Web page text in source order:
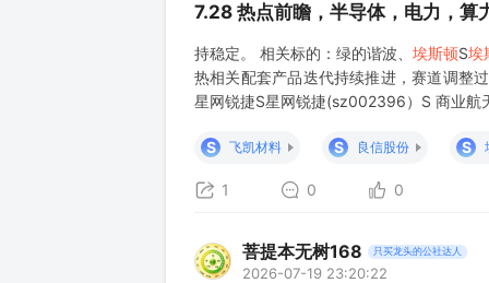
7.28 热点前瞻，半导体，电力，算
持稳定。 相关标的：绿的谐波、 埃斯顿S埃
热相关配套产品迭代持续推进，赛道调整
星网锐捷S星网锐捷(sz002396）S 商业航
S
飞凯材料 S 良信股份 S
1 0 0
菩提本无树168 只买龙头的公社达人
2026-07-19 23:20:22